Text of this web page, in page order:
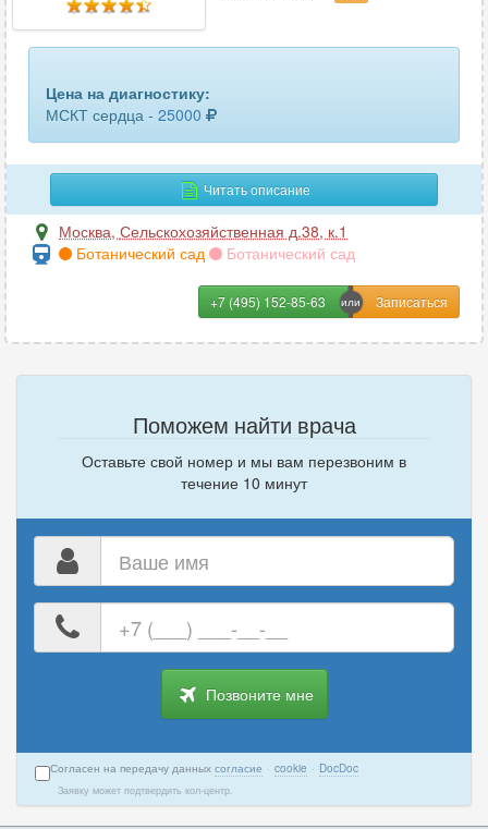
Цена на диагностику:
МСКТ сердца - 25000
Читать описание
Москва, Сельскохозяйственная д.38, к.1
Ботанический сад
Ботанический сад
+7 (495) 152-85-63
Поможем найти врача
Оставьте свой номер и мы вам перезвоним в
течение 10 минут
номер
телефона
Позвоните мне
Согласен на передачу данных согласие · cookie · DocDoc
Заявку может подтвердить кол-центр.